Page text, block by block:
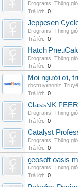
Drograms Thông
Trả lời:
0
Jeppesen
Drograms Thông
Trả lời:
0
Hatch
Drograms Thông
Trả lời:
0
Mọi người ơi,
doctruyenonlz
Trả lời:
0
ClassNK
Drograms Thông
Trả lời:
0
Catalyst
Drograms Thông
Trả lời:
0
geosoft oasis
Drograms Thông
Trả lời:
0